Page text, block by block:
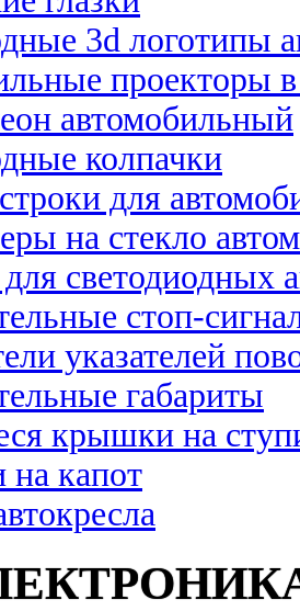
3d логотипы
проекторы
автомобильный
колпачки
для
на стекло
светодиодных
стоп-
указателей
габариты
крышки на
на капот